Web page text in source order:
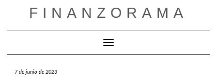
FINANZORAMA
Cambiar modo de navegación
7 de junio de 2023